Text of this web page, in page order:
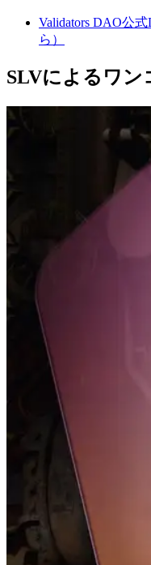
Validators DAO公
ら）
SLVによるワ